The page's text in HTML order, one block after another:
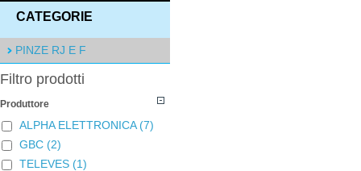
CATEGORIE
PINZE RJ E F
Filtro prodotti
Produttore
ALPHA ELETTRONICA (7)
GBC (2)
TELEVES (1)